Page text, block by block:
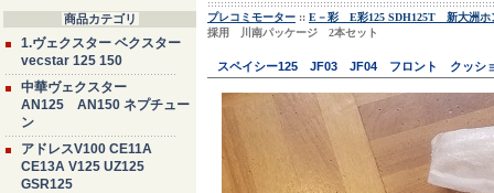
商品カテゴリ
1.ヴェクスター ベクスター
vecstar 125 150
中華ヴェクスター
AN125 AN150 ネプチュー
ン
アドレスV100 CE11A
CE13A V125 UZ125
GSR125
プレコミモーター :: E－彩 E彩125 SDH125T 新大洲
採用 川南パッケージ 2本セット
スペイシー125 JF03 JF04 フロント クッシ